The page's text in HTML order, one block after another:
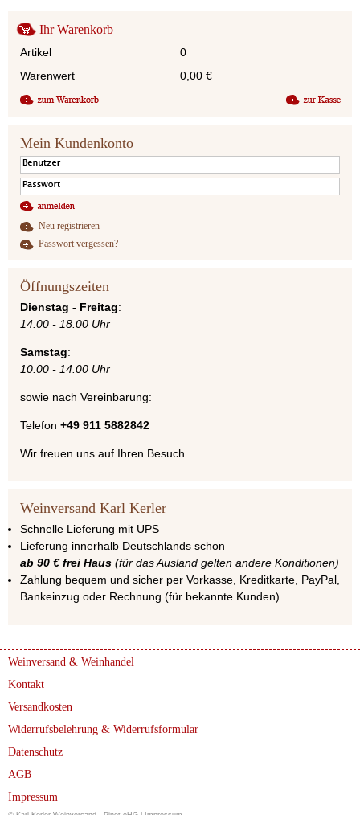
Ihr Warenkorb
Artikel
0
Warenwert
0,00 €
Mein Kundenkonto
Neu registrieren
Passwort vergessen?
Öffnungszeiten
Dienstag - Freitag:
14.00 - 18.00 Uhr
Samstag:
10.00 - 14.00 Uhr
sowie nach Vereinbarung:
Telefon +49 911 5882842
Wir freuen uns auf Ihren Besuch.
Weinversand Karl Kerler
Schnelle Lieferung mit UPS
Lieferung innerhalb Deutschlands schon
ab 90 € frei Haus (für das Ausland gelten andere Konditionen)
Zahlung bequem und sicher per Vorkasse, Kreditkarte, PayPal,
Bankeinzug oder Rechnung (für bekannte Kunden)
Weinversand & Weinhandel
Kontakt
Versandkosten
Widerrufsbelehrung & Widerrufsformular
Datenschutz
AGB
Impressum